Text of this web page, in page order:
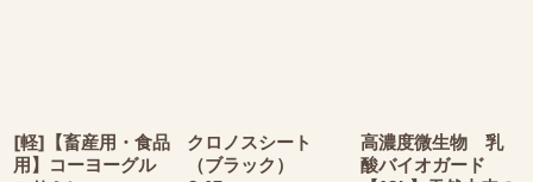
[軽]【畜産用・食品
用】コーヨーグル
クロノスシート
（ブラック）
高濃度微生物 乳
酸バイオガード